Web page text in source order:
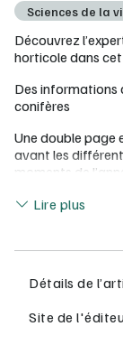
Sciences de la
Découvrez
horticole dans
Des informations
conifères
Une double page
avant les
moments de
De nombreuses
Lire plus
Détails de
Site de